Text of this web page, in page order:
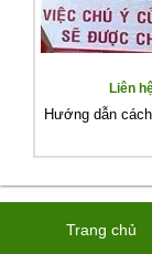
Liên
Hướng dẫn
Trang chủ